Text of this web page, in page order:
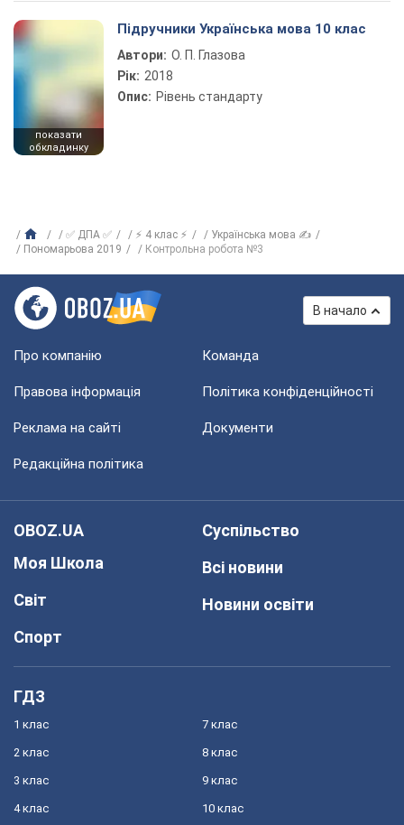
показати
обкладинку
Підручники Українська мова 10 клас
Автори: О. П. Глазова
Рік: 2018
Опис: Рівень стандарту
✅ ДПА ✅ ⚡ 4 клас ⚡
Українська мова ✍
Пономарьова 2019
Контрольна робота №3
В начало
Про компанію Команда
Правова інформація Політика конфіденційності
Реклама на сайті Документи
Редакційна політика
OBOZ.UA
Моя Школа
Світ
Спорт
Суспільство
Всі новини
Новини освіти
ГДЗ
1 клас
2 клас
3 клас
4 клас
7 клас
8 клас
9 клас
10 клас